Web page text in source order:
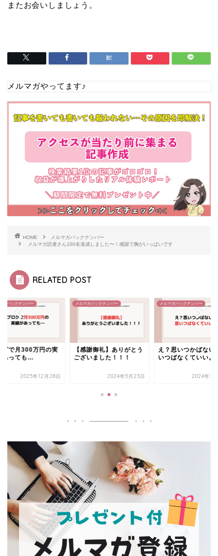
またお会いしましょう。
メルマガやってます♪
HOME
メルマガバックナンバー
メルマガ読者さん100名達成しました〜！感謝で胸がいっぱいです
RELATED POST
ガバックナンバー
グで月300万円の実
あっても…
2025年12月28日
メルマガバックナンバー
【感謝御礼】ありがとう
ございました！！！
2024年5月23日
メルマガバックナンバー
え？思いつかばない
いつばなくていいよ
2024年3